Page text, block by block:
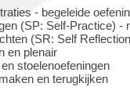
- begeleide
(SP: Self-Practice) -
(SR: Self
en plenair
stoelenoefeningen
en terugkijken